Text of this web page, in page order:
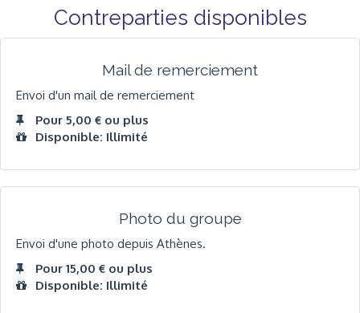
Contreparties disponibles
Mail de remerciement
Envoi d'un mail de remerciement
Pour 5,00 € ou plus
Disponible: Illimité
Photo du groupe
Envoi d'une photo depuis Athènes.
Pour 15,00 € ou plus
Disponible: Illimité